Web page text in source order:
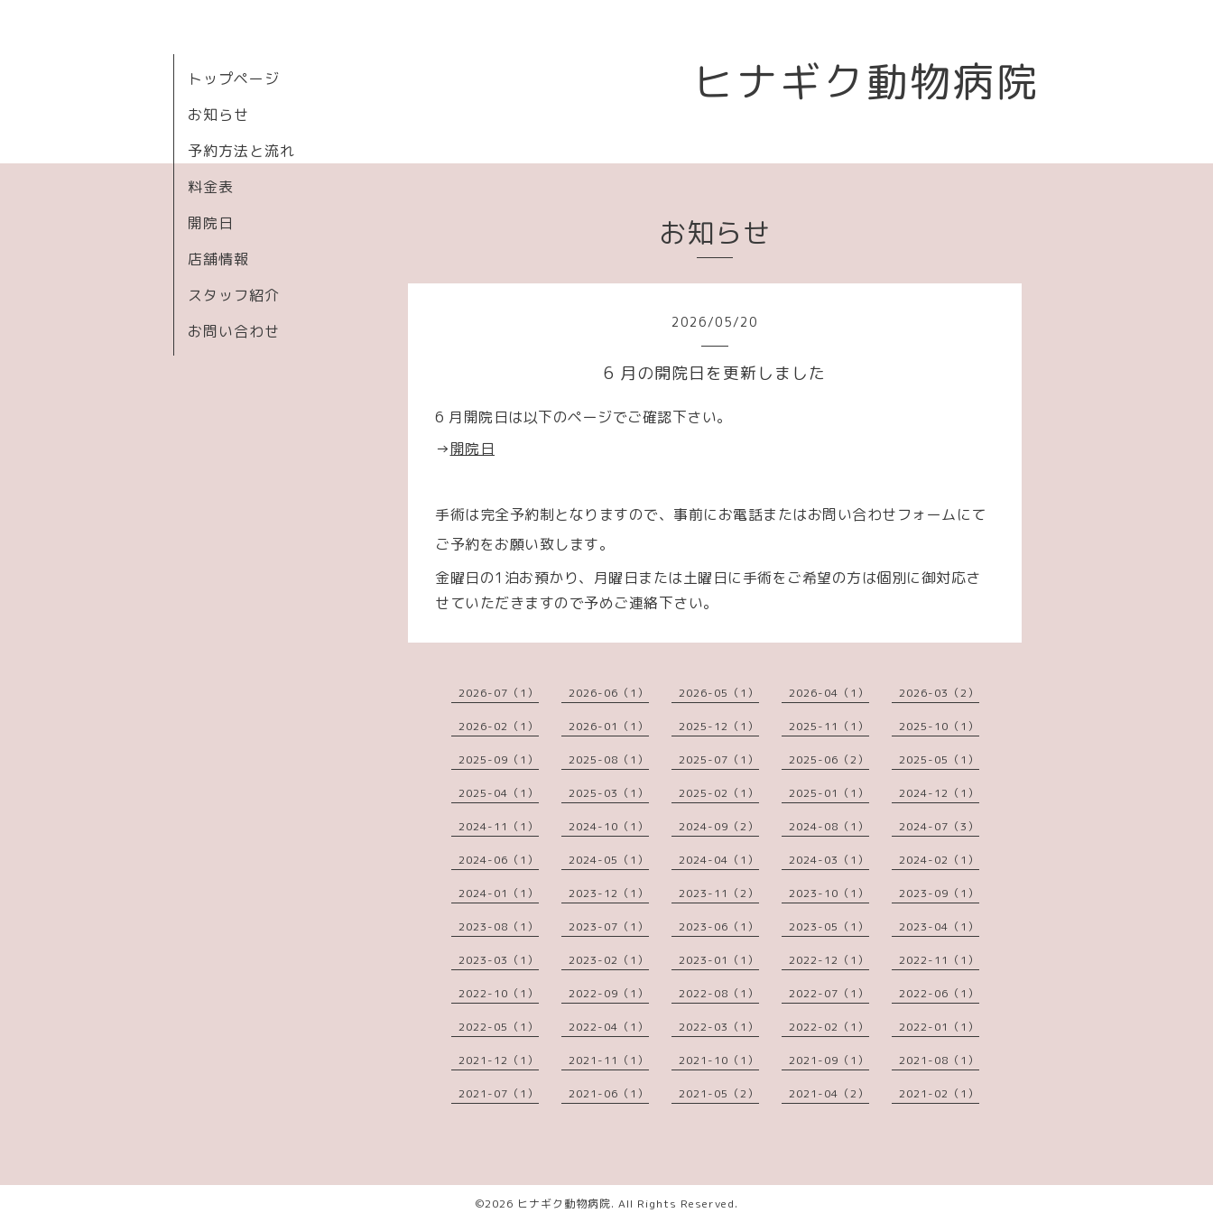
ヒナギク動物病院
トップページ
お知らせ
予約方法と流れ
料金表
開院日
店舗情報
スタッフ紹介
お問い合わせ
お知らせ
2026/05/20
6 月の開院日を更新しました
6 月開院日は以下のページでご確認下さい。
→開院日
手術は完全予約制となりますので、事前にお電話またはお問い合わせフォームにて
ご予約をお願い致します。
金曜日の1泊お預かり、月曜日または土曜日に手術をご希望の方は個別に御対応さ
せていただきますので予めご連絡下さい。
2026-07（1） 2026-06（1） 2026-05（1） 2026-04（1） 2026-03（2）
2026-02（1） 2026-01（1） 2025-12（1） 2025-11（1） 2025-10（1）
2025-09（1） 2025-08（1） 2025-07（1） 2025-06（2） 2025-05（1）
2025-04（1） 2025-03（1） 2025-02（1） 2025-01（1） 2024-12（1）
2024-11（1） 2024-10（1） 2024-09（2） 2024-08（1） 2024-07（3）
2024-06（1） 2024-05（1） 2024-04（1） 2024-03（1） 2024-02（1）
2024-01（1） 2023-12（1） 2023-11（2） 2023-10（1） 2023-09（1）
2023-08（1） 2023-07（1） 2023-06（1） 2023-05（1） 2023-04（1）
2023-03（1） 2023-02（1） 2023-01（1） 2022-12（1） 2022-11（1）
2022-10（1） 2022-09（1） 2022-08（1） 2022-07（1） 2022-06（1）
2022-05（1） 2022-04（1） 2022-03（1） 2022-02（1） 2022-01（1）
2021-12（1） 2021-11（1） 2021-10（1） 2021-09（1） 2021-08（1）
2021-07（1） 2021-06（1） 2021-05（2） 2021-04（2） 2021-02（1）
©2026 ヒナギク動物病院. All Rights Reserved.